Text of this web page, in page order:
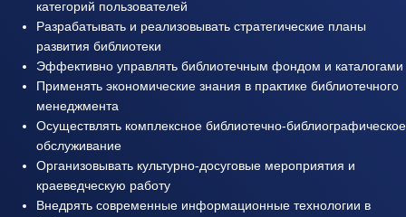
категорий пользователей
Разрабатывать и реализовывать стратегические планы
развития библиотеки
Эффективно управлять библиотечным фондом и каталогами
Применять экономические знания в практике библиотечного
менеджмента
Осуществлять комплексное библиотечно-библиографическое
обслуживание
Организовывать культурно-досуговые мероприятия и
краеведческую работу
Внедрять современные информационные технологии в